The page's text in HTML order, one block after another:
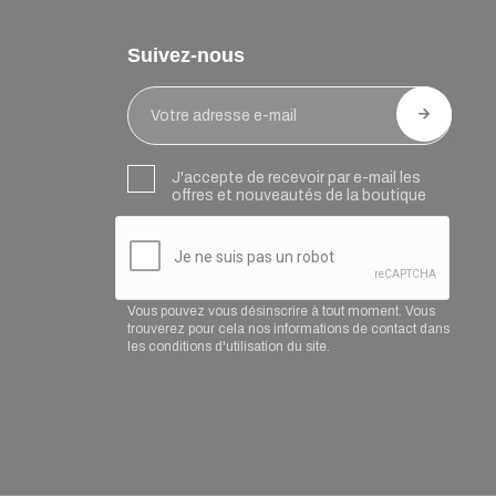
Suivez-nous
J'accepte de recevoir par e-mail les
offres et nouveautés de la boutique
Vous pouvez vous désinscrire à tout moment. Vous
trouverez pour cela nos informations de contact dans
les conditions d'utilisation du site.